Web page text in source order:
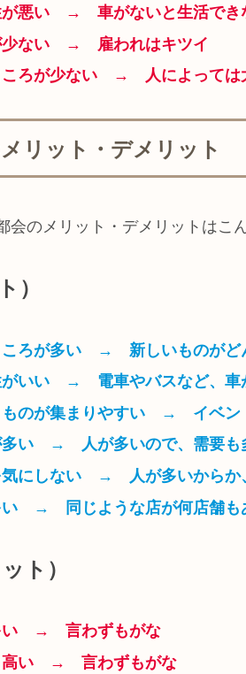
が悪い → 車がないと生活でき
少ない → 雇われはキツイ
ころが少ない → 人によっては
リット・デメリット
会のメリット・デメリットはこ
）
ころが多い → 新しいものがど
がいい → 電車やバスなど、車
ものが集まりやすい → イベン
多い → 人が多いので、需要も
気にしない → 人が多いからか
い → 同じような店が何店舗も
ト）
い → 言わずもがな
高い → 言わずもがな